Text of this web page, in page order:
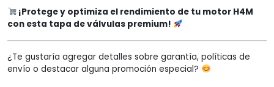
¡Protege y optimiza el rendimiento de tu motor H4M
con esta tapa de válvulas premium!
¿Te gustaría agregar detalles sobre garantía, políticas de
envío o destacar alguna promoción especial?